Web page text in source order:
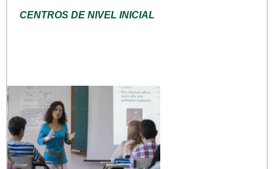
CENTROS DE NIVEL INICIAL